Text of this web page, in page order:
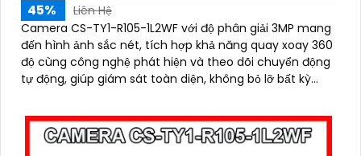
45%
Liên Hệ
Camera CS-TY1-R105-1L2WF với độ phân giải 3MP mang
đến hình ảnh sắc nét, tích hợp khả năng quay xoay 360
độ cùng công nghệ phát hiện và theo dõi chuyển động
tự động, giúp giám sát toàn diện, không bỏ lỡ bất kỳ
chiều, tầm nhìn hồng ngoại lên đến 10m và khe cắm thẻ
nhớ dung lượng 512GB, đây chính là camera tối ưu với
mức giá vô cùng hấp dẫn